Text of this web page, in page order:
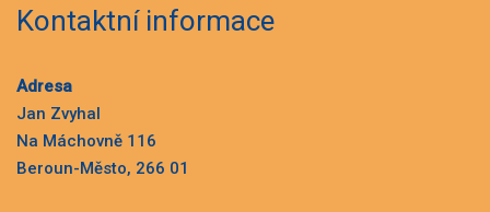
Kontaktní informace
Adresa
Jan Zvyhal
Na Máchovně 116
Beroun-Město, 266 01